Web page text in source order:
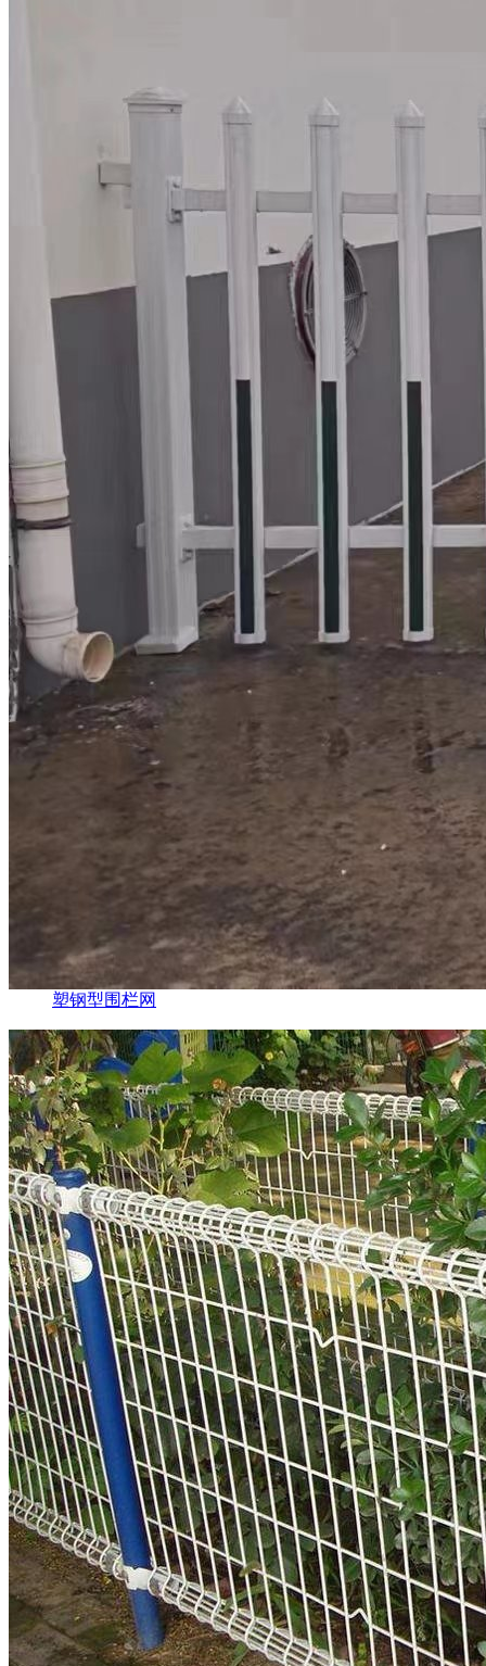
塑钢型围栏网